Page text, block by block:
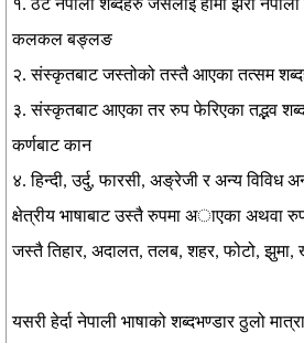
१. ठेट नेपाली शब्दहरु जसलाई हामी झर्रो
कलकल बङ्लङ
२. संस्कृतबाट जस्तोको तस्तै आएका तत्सम
३. संस्कृतबाट आएका तर रुप फेरिएका तद्भव
कर्णबाट कान
४. हिन्दी, उर्दु, फारसी, अङ्रेजी र अन्य विविध
क्षेत्रीय भाषाबाट उस्तै रुपमा अाएका अथवा
जस्तै तिहार, अदालत, तलब, शहर, फोटो, झुमा,
यसरी हेर्दा नेपाली भाषाको शब्दभण्डार ठुलो